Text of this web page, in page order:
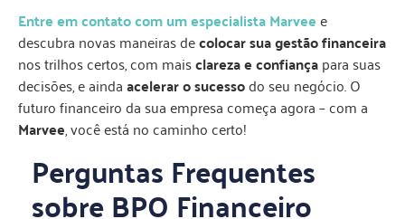
Entre em contato com um especialista Marveee
descubra novas maneiras decolocar sua gestão financeira
nos trilhos certos, com maisclareza e confiançapara suas
decisões, e aindaacelerar o sucessodo seu negócio. O
futuro financeiro da sua empresa começa agora – com a
Marvee, você está no caminho certo!
Perguntas Frequentes
sobre BPO Financeiro